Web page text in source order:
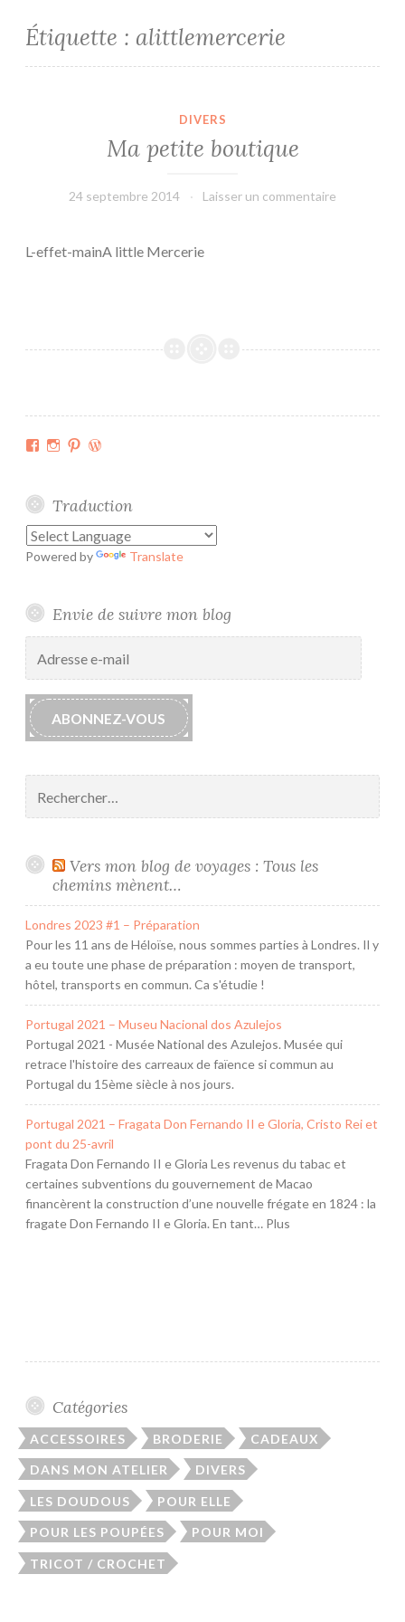
Étiquette : alittlemercerie
DIVERS
Ma petite boutique
24 septembre 2014 leffetmain
Laisser un commentaire
L-effet-mainA little Mercerie
Facebook
Instagram
Pinterest
Traduction
Powered by Translate
Envie de suivre mon blog
mail
ABONNEZ-VOUS
Vers mon blog de voyages : Tous les
chemins mènent…
Londres 2023 #1 – Préparation
Pour les 11 ans de Héloïse, nous sommes parties à Londres. Il y
a eu toute une phase de préparation : moyen de transport,
hôtel, transports en commun. Ca s'étudie !
Portugal 2021 – Museu Nacional dos Azulejos
Portugal 2021 - Musée National des Azulejos. Musée qui
retrace l'histoire des carreaux de faïence si commun au
Portugal du 15ème siècle à nos jours.
Portugal 2021 – Fragata Don Fernando II e Gloria, Cristo Rei et
pont du 25-avril
Fragata Don Fernando II e Gloria Les revenus du tabac et
certaines subventions du gouvernement de Macao
financèrent la construction d’une nouvelle frégate en 1824 : la
fragate Don Fernando II e Gloria. En tant… Plus
Catégories
ACCESSOIRES BRODERIE CADEAUX
DANS MON ATELIER DIVERS
LES DOUDOUS POUR ELLE
POUR LES POUPÉES POUR MOI
TRICOT / CROCHET